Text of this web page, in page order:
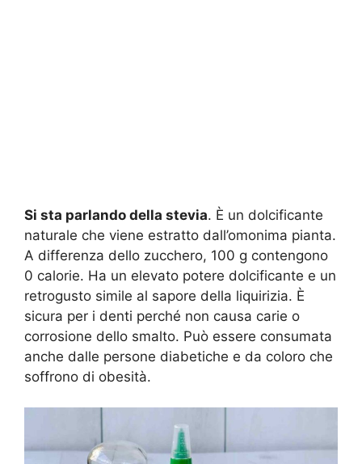
Si sta parlando della stevia. È un dolcificante
naturale che viene estratto dall’omonima pianta.
A differenza dello zucchero, 100 g contengono
0 calorie. Ha un elevato potere dolcificante e un
retrogusto simile al sapore della liquirizia. È
sicura per i denti perché non causa carie o
corrosione dello smalto. Può essere consumata
anche dalle persone diabetiche e da coloro che
soffrono di obesità.